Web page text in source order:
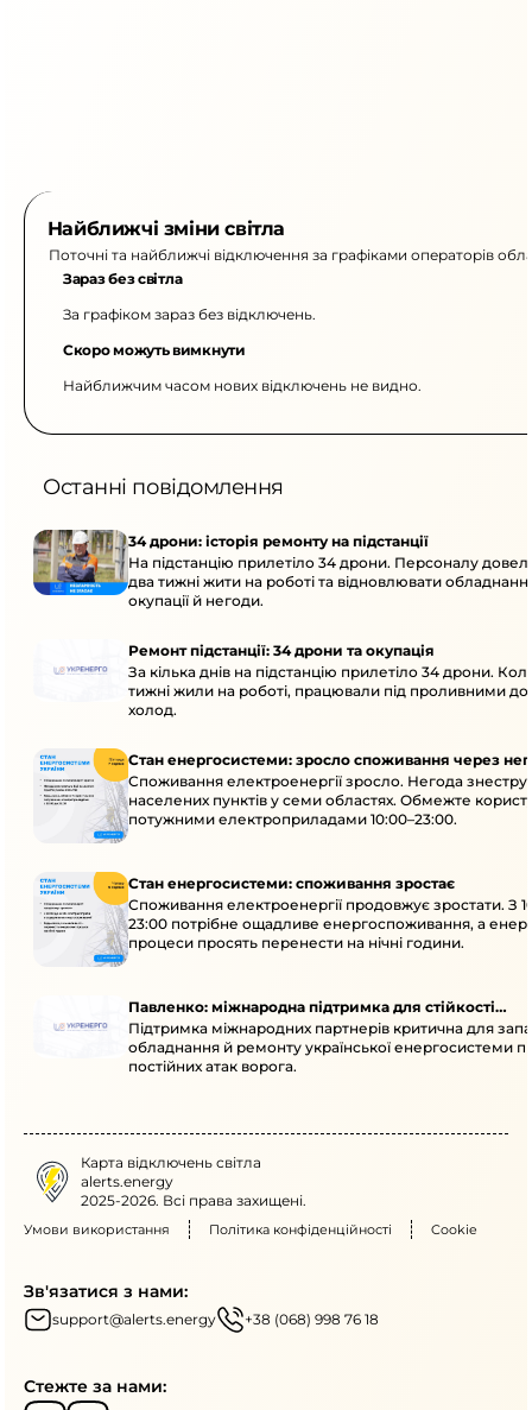
Найближчі зміни світла
Поточні та найближчі відключення за графіками операторів
Зараз без світла
За графіком зараз без відключень.
Скоро можуть вимкнути
Найближчим часом нових відключень не видно.
Останні повідомлення
34 дрони: історія ремонту на підстанції
На підстанцію прилетіло 34 дрони. Персоналу
два тижні жити на роботі та відновлювати
окупації й негоди.
Ремонт підстанції: 34 дрони та окупація
За кілька днів на підстанцію прилетіло 34 дрони.
тижні жили на роботі, працювали під проливними
холод.
Стан енергосистеми: зросло споживання через
Споживання електроенергії зросло. Негода
населених пунктів у семи областях. Обмежте
потужними електроприладами 10:00–23:00.
Стан енергосистеми: споживання зростає
Споживання електроенергії продовжує зростати. З
23:00 потрібне ощадливе енергоспоживання, а
процеси просять перенести на нічні години.
Павленко: міжнародна підтримка для стійкості
енергосистеми
Підтримка міжнародних партнерів критична для
обладнання й ремонту української енергосистеми
постійних атак ворога.
Карта відключень світла
alerts.energy
2025-2026. Всі права захищені.
Умови використання Політика конфіденційності Cookie
Зв'язатися з нами:
support@alerts.energy +38 (068) 998 76 18
Стежте за нами: